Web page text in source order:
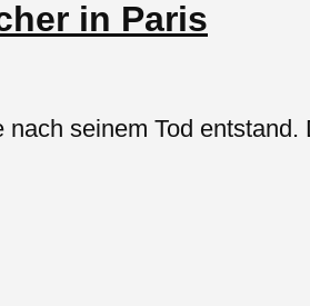
in Paris
seinem Tod entstand.